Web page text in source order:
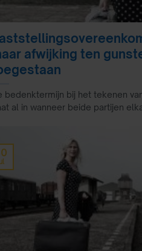
afwijking ten
bedenktermijn bij het tekenen
al in wanneer beide partijen